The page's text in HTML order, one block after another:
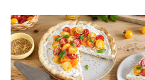
a
n
t
e